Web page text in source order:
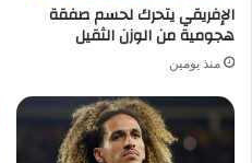
الإفريقي يتحرك لحسم صفقة
هجومية من الوزن الثقيل
منذ يومين